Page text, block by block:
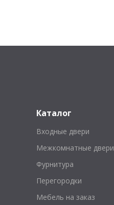
Каталог
Входные двери
Межкомнатные двери
Фурнитура
Перегородки
Мебель на заказ